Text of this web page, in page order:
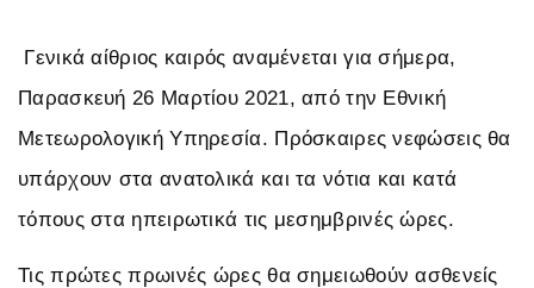
Γενικά αίθριος καιρός αναμένεται για σήμερα,
Παρασκευή 26 Μαρτίου 2021, από την Εθνική
Μετεωρολογική Υπηρεσία. Πρόσκαιρες νεφώσεις θα
υπάρχουν στα ανατολικά και τα νότια και κατά
τόπους στα ηπειρωτικά τις μεσημβρινές ώρες.
Τις πρώτες πρωινές ώρες θα σημειωθούν ασθενείς